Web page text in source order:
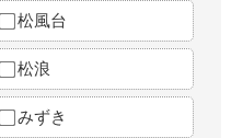
松風台
松浪
みずき